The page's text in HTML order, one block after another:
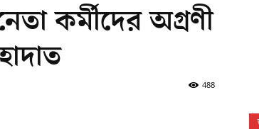
কর্মীদের অগ্রণী
488